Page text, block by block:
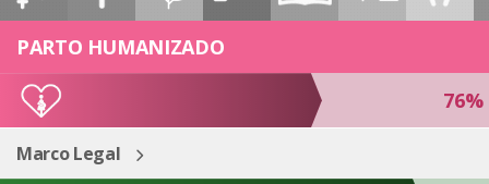
ESP ENG
PARTO HUMANIZADO
76%
Marco Legal